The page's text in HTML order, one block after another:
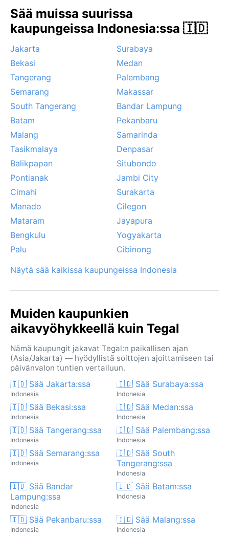
Sää muissa suurissa
kaupungeissa Indonesia:ssa 🇮🇩
Jakarta
Surabaya
Bekasi
Medan
Tangerang
Palembang
Semarang
Makassar
South Tangerang
Bandar Lampung
Batam
Pekanbaru
Malang
Samarinda
Tasikmalaya
Denpasar
Balikpapan
Situbondo
Pontianak
Jambi City
Cimahi
Surakarta
Manado
Cilegon
Mataram
Jayapura
Bengkulu
Yogyakarta
Palu
Cibinong
Näytä sää kaikissa kaupungeissa Indonesia
Muiden kaupunkien
aikavyöhykkeellä kuin Tegal
Nämä kaupungit jakavat Tegal:n paikallisen ajan
(Asia/Jakarta) — hyödyllistä soittojen ajoittamiseen tai
päivänvalon tuntien vertailuun.
🇮🇩 Sää Jakarta:ssa
Indonesia
🇮🇩 Sää Surabaya:ssa
Indonesia
🇮🇩 Sää Bekasi:ssa
Indonesia
🇮🇩 Sää Medan:ssa
Indonesia
🇮🇩 Sää Tangerang:ssa
Indonesia
🇮🇩 Sää Palembang:ssa
Indonesia
🇮🇩 Sää Semarang:ssa
Indonesia
🇮🇩 Sää South
Tangerang:ssa
Indonesia
🇮🇩 Sää Bandar
Lampung:ssa
Indonesia
🇮🇩 Sää Batam:ssa
Indonesia
🇮🇩 Sää Pekanbaru:ssa
Indonesia
🇮🇩 Sää Malang:ssa
Indonesia